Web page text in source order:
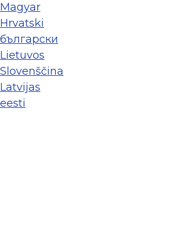
Magyar
Hrvatski
български
Lietuvos
Slovenščina
Latvijas
eesti